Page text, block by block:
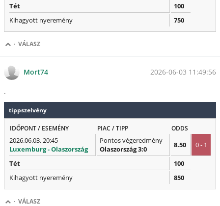
Tét
100
Kihagyott nyeremény
750
· VÁLASZ
Mort74 2026-06-03 11:49:56
.
tippszelvény
IDŐPONT / ESEMÉNY PIAC / TIPP ODDS
2026.06.03. 20:45
Luxemburg - Olaszország
Pontos végeredmény
Olaszország 3:0
8.50 0 - 1
Tét
100
Kihagyott nyeremény
850
· VÁLASZ